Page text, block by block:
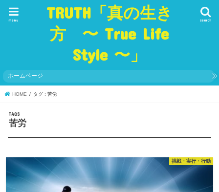
TRUTH「真の生き
方 〜 True Life
Style 〜」
search
menu
ホームページ
HOME タグ : 苦労
苦労
挑戦・実行・行動